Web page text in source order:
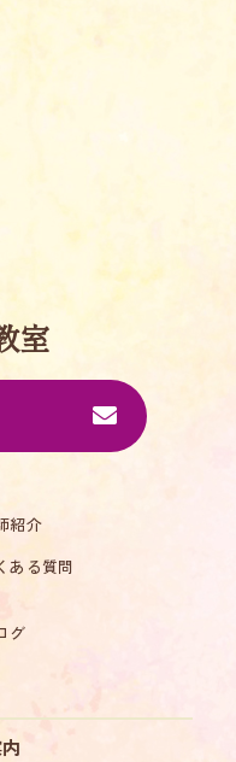
室
紹介
ある質問
グ